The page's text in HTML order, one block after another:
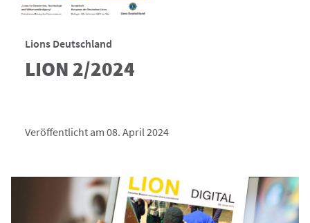
Lions Deutschland
LION 2/2024
Veröffentlicht am 08. April 2024